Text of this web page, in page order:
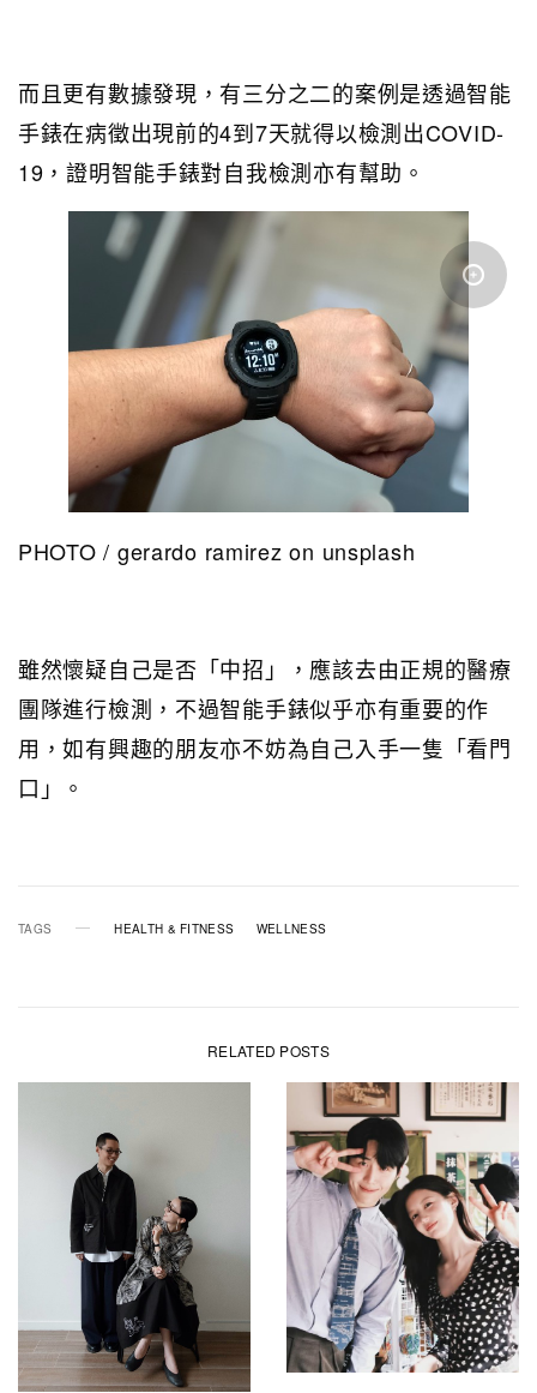
而且更有數據發現，有三分之二的案例是透過智能
手錶在病徵出現前的4到7天就得以檢測出COVID-
19，證明智能手錶對自我檢測亦有幫助。
PHOTO / gerardo ramirez on unsplash
雖然懷疑自己是否「中招」，應該去由正規的醫療
團隊進行檢測，不過智能手錶似乎亦有重要的作
用，如有興趣的朋友亦不妨為自己入手一隻「看門
口」。
TAGS HEALTH & FITNESS WELLNESS
RELATED POSTS